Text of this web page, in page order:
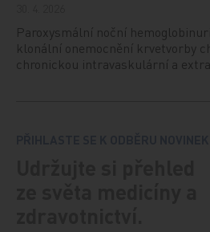
Paroxysmální noční
klonální onemocnění krvetvorby
chronickou intravaskulární a